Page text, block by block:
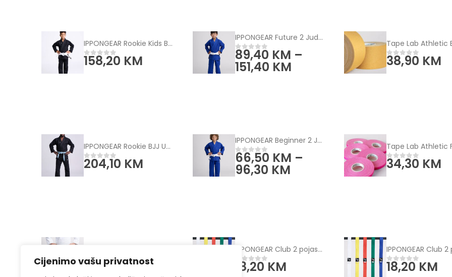
Cijenimo vašu privatnost
IPPONGEAR Rookie Kids BJJ Uniform black
od 5
158,20 KM
IPPONGEAR Rookie BJJ Uniform black
0od 5
204,10 KM
od 5
126,10KM
IPPONGEAR Future 2 Judo kimono plavi
0od 5
89,40 KM –
151,40 KM
IPPONGEAR Beginner 2 Judo kimono plavi
0od 5
66,50 KM –
96,30 KM
IPPONGEAR Club 2 pojas - jednobojni
od 5
18,20 KM
0od 5
38,90 KM
0od 5
34,30 KM
od 5
18,20 KM